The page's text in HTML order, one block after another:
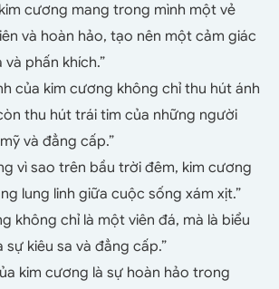
cương mang trong mình một vẻ
và hoàn hảo, tạo nên một cảm giác
phấn khích.”
của kim cương không chỉ thu hút ánh
thu hút trái tim của những người
và đẳng cấp.”
vì sao trên bầu trời đêm, kim cương
lung linh giữa cuộc sống xám xịt.”
không chỉ là một viên đá, mà là biểu
kiêu sa và đẳng cấp.”
kim cương là sự hoàn hảo trong